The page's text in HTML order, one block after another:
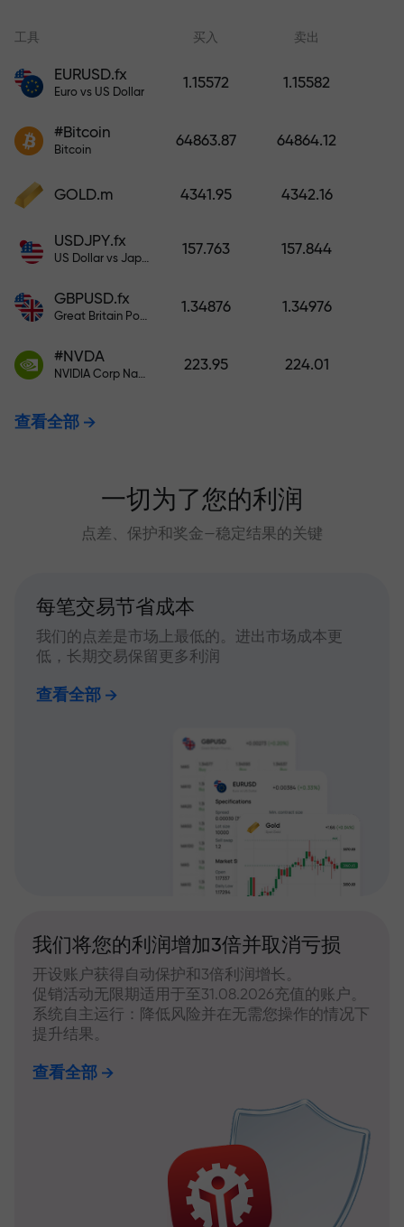
奖金。X1000不是印刷错误。存款
工具 买入 卖出
EURUSD.fx
Euro vs US Dollar
1.15572 1.15582
#Bitcoin
Bitcoin
64863.87 64864.12
GOLD.m 4341.95 4342.16
USDJPY.fx
US Dollar vs Japanese Yen
157.763 157.844
GBPUSD.fx
Great Britain Pound vs US Dollar
1.34876 1.34976
#NVDA
NVIDIA Corp Nasdaq Stock Exchange (Nasdaq) USD
223.95 224.01
查看全部
一切为了您的利润
点差、保护和奖金—稳定结果的关键
每笔交易节省成本
我们的点差是市场上最低的。进出市场成本更
低，长期交易保留更多利润
查看全部
我们将您的利润增加3倍并取消亏损
开设账户获得自动保护和3倍利润增长。
促销活动无限期适用于至31.08.2026充值的账户。
系统自主运行：降低风险并在无需您操作的情况下
提升结果。
查看全部